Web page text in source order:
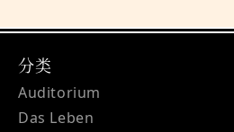
分类
Auditorium
Das Leben